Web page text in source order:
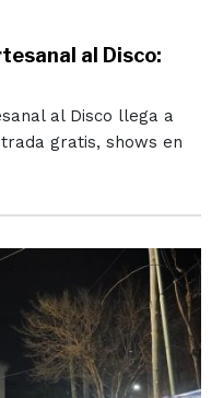
al Disco:
al Disco llega a
gratis, shows en